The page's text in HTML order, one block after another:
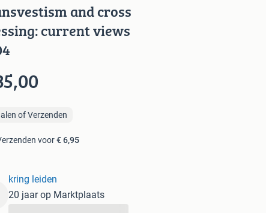
and cross
current views
of Verzenden
voor€ 6,95
kring leiden
20 jaar op Marktplaats